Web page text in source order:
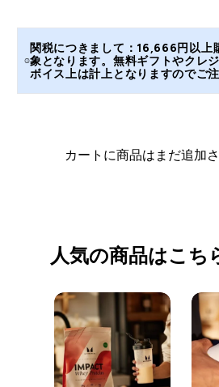
関税につきまして：16,666円以上
象となります。無料ギフトやクレ
ボイス上は計上となりますのでご
カートに商品はまだ追加
人気の商品はこち